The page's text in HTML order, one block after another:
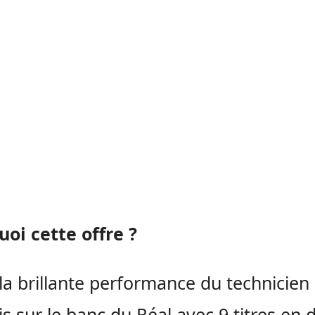
cette offre ?
brillante performance du technicien